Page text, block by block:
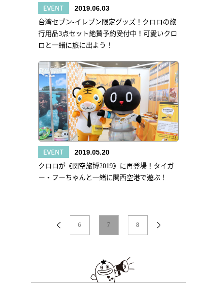
EVENT 2019.06.03
台湾セブン‐イレブン限定グッズ！クロロの旅
行用品3点セット絶賛予約受付中！可愛いクロ
ロと一緒に旅に出よう！
EVENT 2019.05.20
クロロが《関空旅博2019》に再登場！タイガ
ー・フーちゃんと一緒に関西空港で遊ぶ！
6 7 8